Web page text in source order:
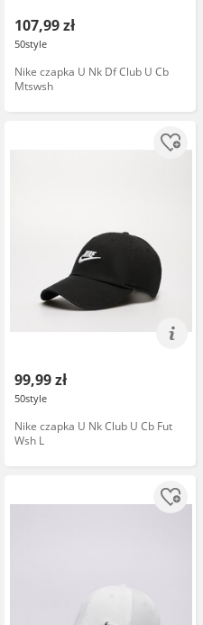
107,99 zł
50style
Nike czapka U Nk Df Club U Cb
Mtswsh
99,99 zł
50style
Nike czapka U Nk Club U Cb Fut
Wsh L